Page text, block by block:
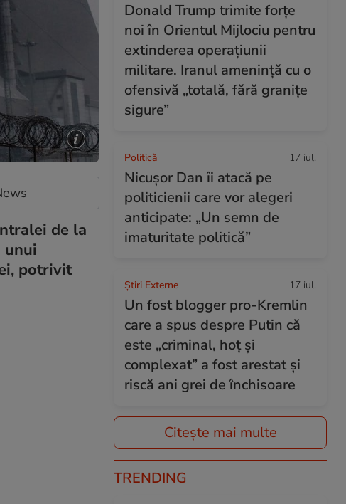
de la
unui
potrivit
Donald Trump trimite forțe
noi în Orientul Mijlociu pentru
extinderea operațiunii
militare. Iranul amenință cu o
ofensivă „totală, fără granițe
sigure”
Politică 17 iul.
Nicușor Dan îi atacă pe
politicienii care vor alegeri
anticipate: „Un semn de
imaturitate politică”
Știri Externe 17 iul.
Un fost blogger pro-Kremlin
care a spus despre Putin că
este „criminal, hoț și
complexat” a fost arestat și
riscă ani grei de închisoare
Citește mai multe
TRENDING